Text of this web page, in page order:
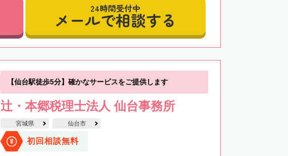
24時間受付中
メールで相談する
【仙台駅徒歩5分】確かなサービスをご提供します
辻・本郷税理士法人 仙台事務所
宮城県 仙台市
初回相談無料